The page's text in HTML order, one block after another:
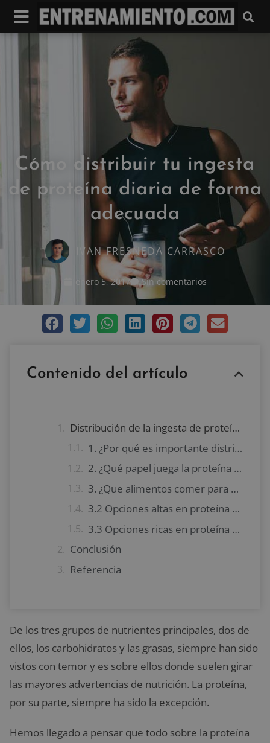
Cómo distribuir tu ingesta
de proteína diaria de forma
adecuada
IVAN FRESNEDA CARRASCO
enero 5, 2017 Sin comentarios
Contenido del artículo
Distribución de la ingesta de proteína diaria
1. ¿Por qué es importante distribuir la proteína durante el día?
2. ¿Qué papel juega la proteína en la pérdida o ganancia de peso?
3. ¿Que alimentos comer para obtener la proteína diaria suficiente?
3.2 Opciones altas en proteína para el almuerzo
3.3 Opciones ricas en proteína para la cena
Conclusión
Referencia
De los tres grupos de nutrientes principales, dos de
ellos, los carbohidratos y las grasas, siempre han sido
vistos con temor y es sobre ellos donde suelen girar
las mayores advertencias de nutrición. La proteína,
por su parte, siempre ha sido la excepción.
Hemos llegado a pensar que todo sobre la proteína